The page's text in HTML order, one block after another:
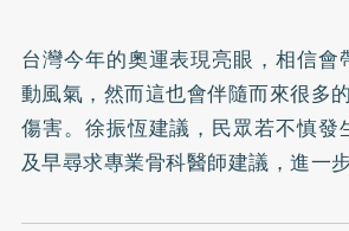
台灣今年的奧運表現亮眼，相信會
動風氣，然而這也會伴隨而來很多
傷害。徐振恆建議，民眾若不慎發
及早尋求專業骨科醫師建議，進一